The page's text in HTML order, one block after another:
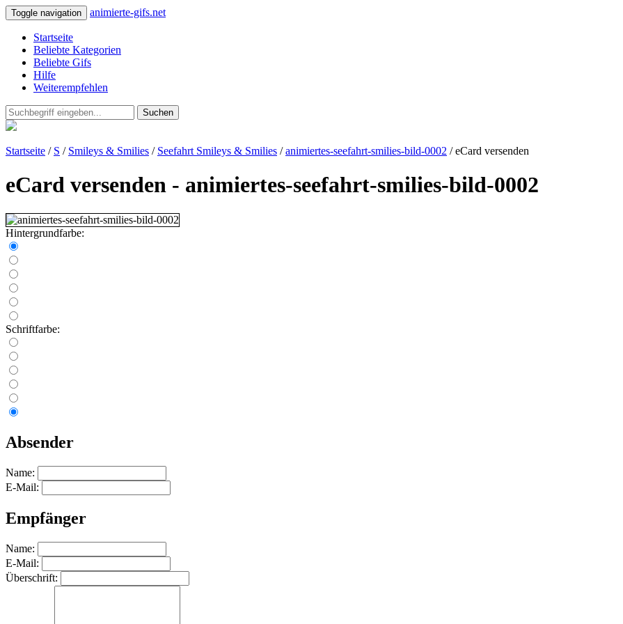
Toggle navigation animierte-gifs.net
Startseite
Beliebte Kategorien
Beliebte Gifs
Hilfe
Weiterempfehlen
Suchen
Startseite / S / Smileys & Smilies / Seefahrt Smileys & Smilies /animiertes-seefahrt-smilies-bild-0002 / eCard versenden
eCard versenden - animiertes-seefahrt-smilies-bild-0002
Hintergrundfarbe:
Schriftfarbe:
Absender
Name:
E-Mail:
Empfänger
Name:
E-Mail:
Überschrift: